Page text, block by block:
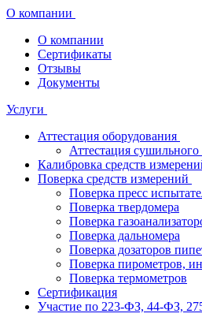
О компании
О компании
Сертификаты
Отзывы
Документы
Услуги
Аттестация оборудования
Аттестация
Калибровка средств
Поверка средств измерений
Поверка пресс
Поверка твердомера
Поверка
Поверка дальномера
Поверка дозаторов
Поверка пирометров,
Поверка термометров
Сертификация
Участие по 223-ФЗ, 44-ФЗ,